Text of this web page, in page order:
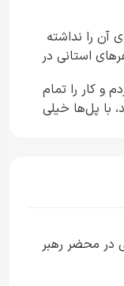
آن را نداشته
استانی در
و کار را تمام
با پل‌ها خیلی
در محضر رهبر